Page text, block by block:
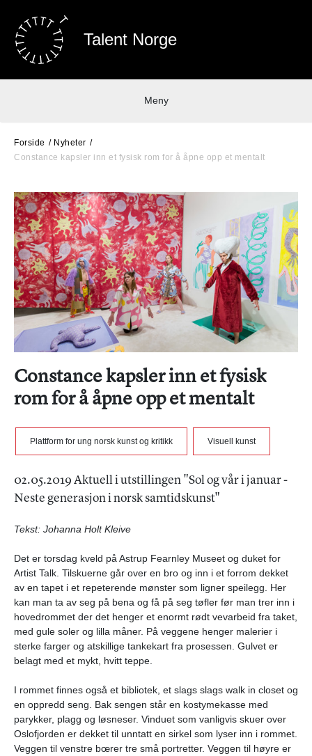
Talent Norge
Meny
Forside
Nyheter
Constance kapsler inn et fysisk rom for å åpne opp et mentalt
Constance kapsler inn et fysisk
rom for å åpne opp et mentalt
Plattform for ung norsk kunst og kritikk Visuell kunst
02.05.2019 Aktuell i utstillingen "Sol og vår i januar -
Neste generasjon i norsk samtidskunst"
Tekst: Johanna Holt Kleive
Det er torsdag kveld på Astrup Fearnley Museet og duket for
Artist Talk. Tilskuerne går over en bro og inn i et forrom dekket
av en tapet i et repeterende mønster som ligner speilegg. Her
kan man ta av seg på bena og få på seg tøfler før man trer inn i
hovedrommet der det henger et enormt rødt vevarbeid fra taket,
med gule soler og lilla måner. På veggene henger malerier i
sterke farger og atskillige tankekart fra prosessen. Gulvet er
belagt med et mykt, hvitt teppe.
I rommet finnes også et bibliotek, et slags slags walk in closet og
en oppredd seng. Bak sengen står en kostymekasse med
parykker, plagg og løsneser. Vinduet som vanligvis skuer over
Oslofjorden er dekket til unntatt en sirkel som lyser inn i rommet.
Veggen til venstre bœrer tre små portretter. Veggen til høyre er